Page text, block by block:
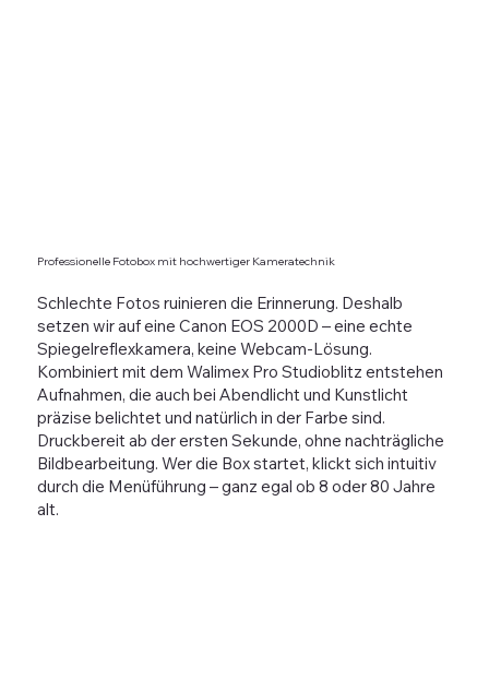
Schlechte Fotos ruinieren die Erinnerung. Deshalb
setzen wir auf eine Canon EOS 2000D – eine echte
Spiegelreflexkamera, keine Webcam-Lösung.
Kombiniert mit dem Walimex Pro Studioblitz entstehen
Aufnahmen, die auch bei Abendlicht und Kunstlicht
präzise belichtet und natürlich in der Farbe sind.
Druckbereit ab der ersten Sekunde, ohne nachträgliche
Bildbearbeitung. Wer die Box startet, klickt sich intuitiv
durch die Menüführung – ganz egal ob 8 oder 80 Jahre
alt.
Professionelle Fotobox mit hochwertiger Kameratechnik